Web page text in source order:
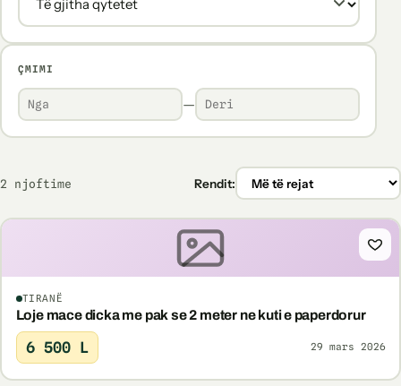
ÇMIMI
—
2 njoftime Rendit:
TIRANË
Loje mace dicka me pak se 2 meter ne kuti e paperdorur
6 500 L 29 mars 2026